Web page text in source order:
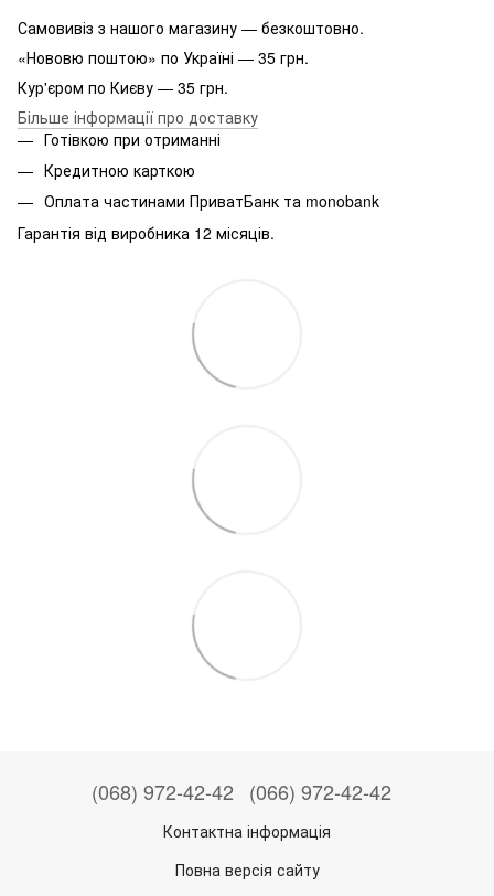
Самовивіз з нашого магазину — безкоштовно.
«Нововю поштою» по Україні — 35 грн.
Кур'єром по Києву — 35 грн.
Більше інформації про доставку
Готівкою при отриманні
Кредитною карткою
Оплата частинами ПриватБанк та monobank
Гарантія від виробника 12 місяців.
(068) 972-42-42 (066) 972-42-42
Контактна інформація
Повна версія сайту